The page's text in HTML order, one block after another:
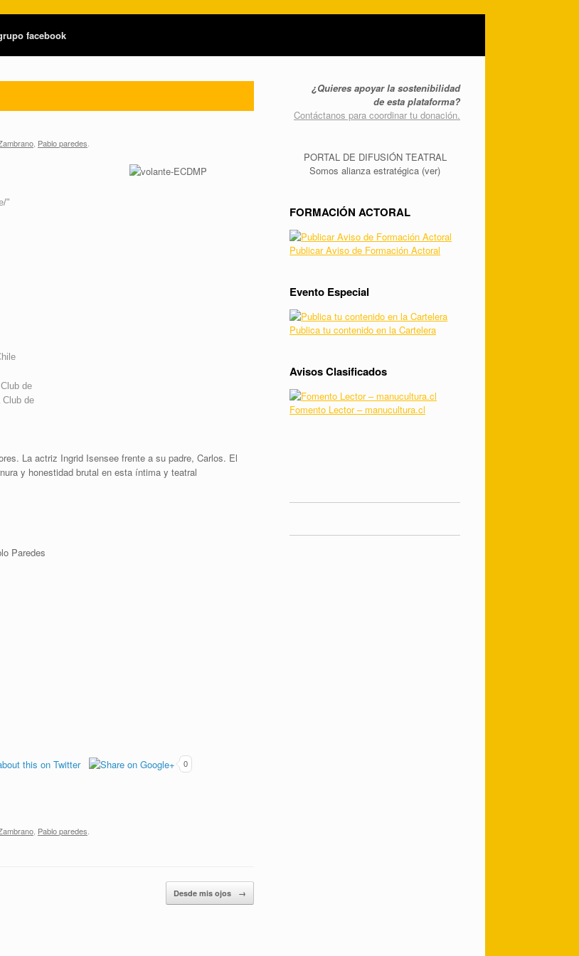
facebook
Pablo paredes
"
de
de
La actriz Ingrid Isensee frente a su padre, Carlos. El
y honestidad brutal en esta íntima y teatral
Paredes
0
Pablo paredes
Desde mis ojos →
¿Quieres apoyar la sostenibilidad
de esta plataforma?
Contáctanos para coordinar tu donación.
PORTAL DE DIFUSIÓN TEATRAL
Somos alianza estratégica (ver)
FORMACIÓN ACTORAL
Publicar Aviso de Formación Actoral
Evento Especial
Publica tu contenido en la Cartelera
Avisos Clasificados
Fomento Lector – manucultura.cl